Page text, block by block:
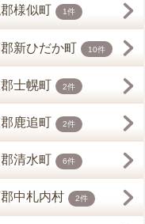
様似町 1件
新ひだか町 10件
士幌町 2件
鹿追町 2件
郡清水町 6件
中札内村 2件